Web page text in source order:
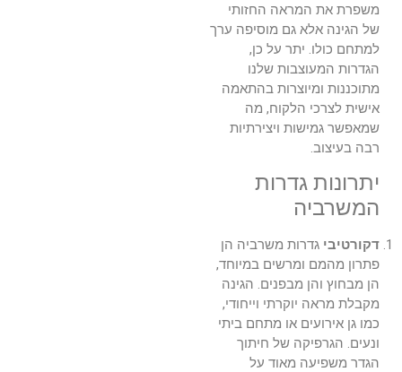
משפרת את המראה החזותי
של הגינה אלא גם מוסיפה ערך
למתחם כולו. יתר על כן,
הגדרות המעוצבות שלנו
מתוכננות ומיוצרות בהתאמה
אישית לצרכי הלקוח, מה
שמאפשר גמישות ויצירתיות
רבה בעיצוב.
יתרונות גדרות
המשרביה
דקורטיבי גדרות משרביה הן
פתרון מהמם ומרשים במיוחד,
הן מבחוץ והן מבפנים. הגינה
מקבלת מראה יוקרתי וייחודי,
כמו גן אירועים או מתחם ביתי
ונעים. הגרפיקה של חיתוך
הגדר משפיעה מאוד על